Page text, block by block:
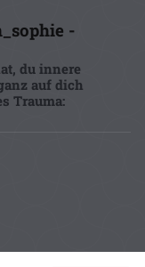
-
du innere
auf dich
Trauma: